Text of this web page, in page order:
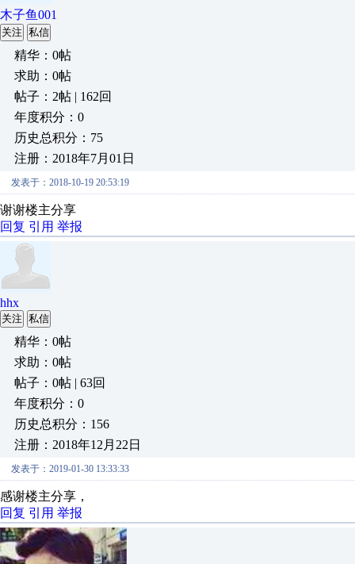
木子鱼001
关注 私信
精华：0帖
求助：0帖
帖子：2帖 | 162回
年度积分：0
历史总积分：75
注册：2018年7月01日
发表于：2018-10-19 20:53:19
谢谢楼主分享
回复 引用 举报
hhx
关注 私信
精华：0帖
求助：0帖
帖子：0帖 | 63回
年度积分：0
历史总积分：156
注册：2018年12月22日
发表于：2019-01-30 13:33:33
感谢楼主分享，
回复 引用 举报